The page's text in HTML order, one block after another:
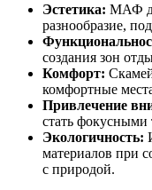
Эстетика: МАФ
разнообразие,
создания зон
Комфорт:
комфортные
Привлечение
стать
Экологичность:
материалов при
с природой.